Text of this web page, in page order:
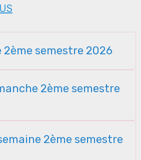
2ème semestre 2026
2ème semestre
2ème semestre